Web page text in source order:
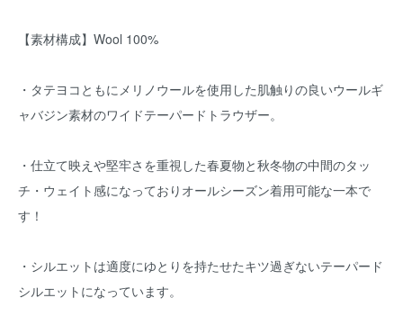
【素材構成】Wool 100%
・タテヨコともにメリノウールを使用した肌触りの良いウールギ
ャバジン素材のワイドテーパードトラウザー。
・仕立て映えや堅牢さを重視した春夏物と秋冬物の中間のタッ
チ・ウェイト感になっておりオールシーズン着用可能な一本で
す！
・シルエットは適度にゆとりを持たせたキツ過ぎないテーパード
シルエットになっています。